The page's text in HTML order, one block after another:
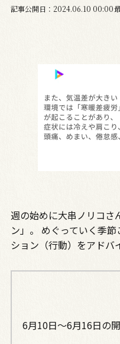
記事公開日 2024.06 10 00:00
週の始めに大串ノリコさ
ン」。 めぐっていく季
ション（行動）をアドバ
6月10日～6月16日の